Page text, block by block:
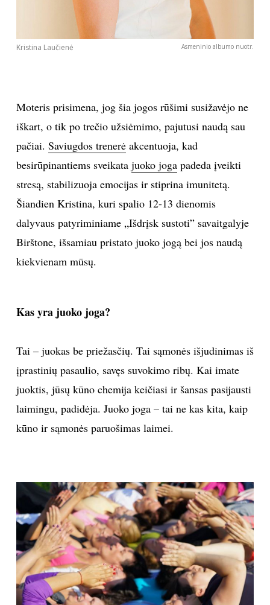
PRIVATUMO POLITIKA
PRENUMERUOK
NAUJIENLAIŠKĮ
Prenumeruodami portalą,
Kristina Laučienė Asmeninio albumo nuotr.
Moteris prisimena, jog šia jogos rūšimi susižavėjo ne
iškart, o tik po trečio užsiėmimo, pajutusi naudą sau
pačiai. Saviugdos trenerėakcentuoja, kad
besirūpinantiems sveikata juoko jogapadeda įveikti
stresą, stabilizuoja emocijas ir stiprina imunitetą.
Šiandien Kristina, kuri spalio 12-13 dienomis
dalyvaus patyriminiame „Išdrįsk sustoti” savaitgalyje
Birštone, išsamiau pristato juoko jogą bei jos naudą
kiekvienam mūsų.
Kas yra juoko joga?
Tai – juokas be priežasčių. Tai sąmonės išjudinimas iš
įprastinių pasaulio, savęs suvokimo ribų. Kai imate
juoktis, jūsų kūno chemija keičiasi ir šansas pasijausti
laimingu, padidėja. Juoko joga – tai ne kas kita, kaip
kūno ir sąmonės paruošimas laimei.